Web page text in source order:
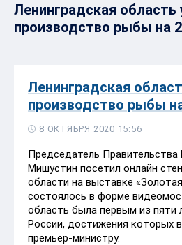
Ленинградская область
производство рыбы на
Ленинградская
производство рыбы
8 ОКТЯБРЯ 2020 15:56
Председатель
Мишустин посетил онлайн
области на выставке
состоялось в форме
область была первым из пяти
России, достижения которых
премьер-министру.